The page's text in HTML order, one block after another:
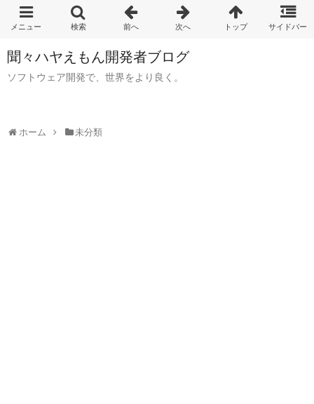
聞々ハヤえもん開発者ブログ
ソフトウェア開発で、世界をより良く。
ホーム 未分類